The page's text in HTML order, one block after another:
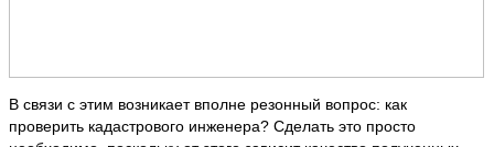
В связи с этим возникает вполне резонный вопрос: как
проверить кадастрового инженера? Сделать это просто